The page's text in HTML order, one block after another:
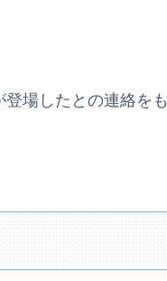
場したとの連絡をも